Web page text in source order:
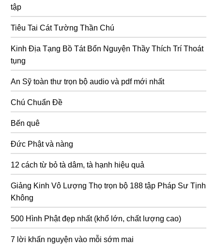
tập
Tiêu Tai Cát Tường Thần Chú
Kinh Địa Tạng Bồ Tát Bổn Nguyện Thầy Thích Trí Thoát
tụng
An Sỹ toàn thư trọn bộ audio và pdf mới nhất
Chú Chuẩn Đề
Bến quê
Đức Phật và nàng
12 cách từ bỏ tà dâm, tà hạnh hiệu quả
Giảng Kinh Vô Lượng Thọ trọn bộ 188 tập Pháp Sư Tịnh
Không
500 Hình Phật đẹp nhất (khổ lớn, chất lượng cao)
7 lời khấn nguyện vào mỗi sớm mai